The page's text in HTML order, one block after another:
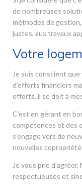
de nombreuses
méthodes de gestion,
justes, aux travaux
Votre
Je suis conscient
d’efforts financiers
efforts, il se doit à
C’est en gérant en
compétences et des
s’engage vers de
nouvelles
Je vous prie
respectueuses et